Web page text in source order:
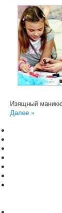
Изящный
Далее »